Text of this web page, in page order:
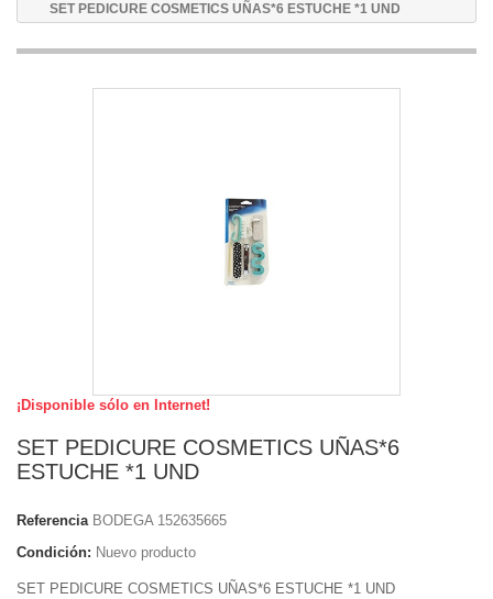
SET PEDICURE COSMETICS UÑAS*6 ESTUCHE *1 UND
¡Disponible sólo en Internet!
SET PEDICURE COSMETICS UÑAS*6
ESTUCHE *1 UND
Referencia BODEGA 152635665
Condición: Nuevo producto
SET PEDICURE COSMETICS UÑAS*6 ESTUCHE *1 UND